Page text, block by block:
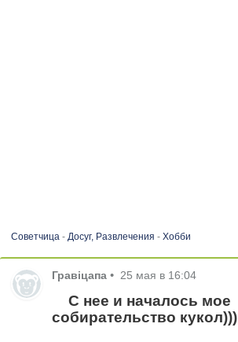
Советчица- Досуг, Развлечения - Хобби
Гравіцапа • 25 мая в 16:04
С нее и началось мое
собирательство кукол)))